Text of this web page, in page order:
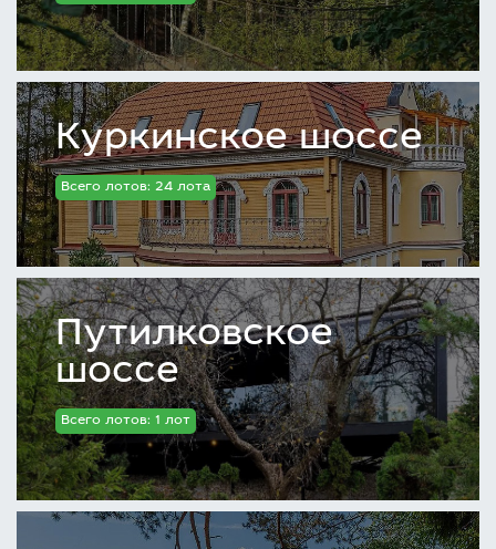
Куркинское шоссе
Всего лотов: 24 лота
Путилковское
шоссе
Всего лотов: 1 лот